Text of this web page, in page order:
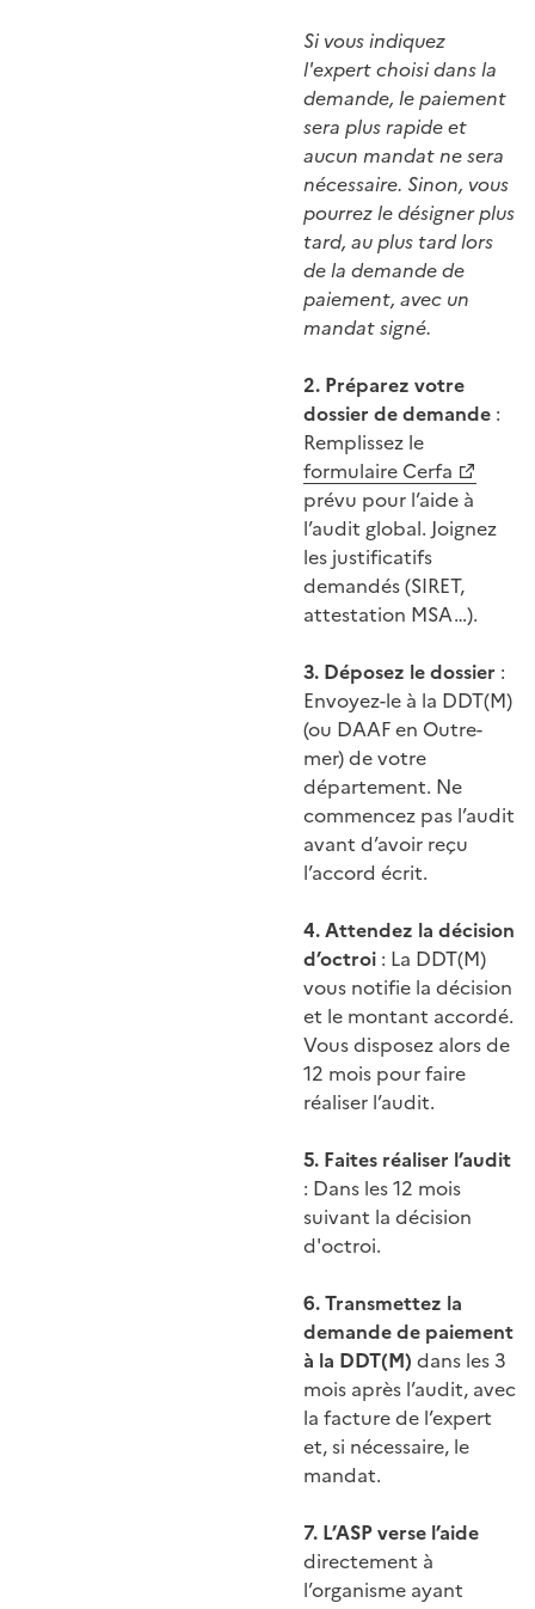
Si vous indiquez
l'expert choisi dans la
demande, le paiement
sera plus rapide et
aucun mandat ne sera
nécessaire. Sinon, vous
pourrez le désigner plus
tard, au plus tard lors
de la demande de
paiement, avec un
mandat signé.
2. Préparez votre
dossier de demande :
Remplissez le
formulaire Cerfa
prévu pour l’aide à
l’audit global. Joignez
les justificatifs
demandés (SIRET,
attestation MSA…).
3. Déposez le dossier :
Envoyez-le à la DDT(M)
(ou DAAF en Outre-
mer) de votre
département. Ne
commencez pas l’audit
avant d’avoir reçu
l’accord écrit.
4. Attendez la décision
d’octroi : La DDT(M)
vous notifie la décision
et le montant accordé.
Vous disposez alors de
12 mois pour faire
réaliser l’audit.
5. Faites réaliser l’audit
: Dans les 12 mois
suivant la décision
d'octroi.
6. Transmettez la
demande de paiement
à la DDT(M) dans les 3
mois après l’audit, avec
la facture de l’expert
et, si nécessaire, le
mandat.
7. L’ASP verse l’aide
directement à
l’organisme ayant